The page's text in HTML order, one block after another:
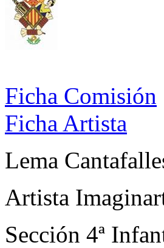
Ficha Comisión
Ficha Artista
Lema
Artista
Sección 4ª